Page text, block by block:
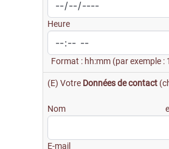
Format : hh:mm (par exemple :
(E) Votre Données de contact
Nom
E-